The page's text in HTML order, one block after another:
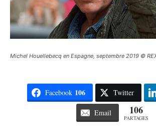
Michel Houellebecq en Espagne, septembre 2019 ©
Facebook 106 Twitter
Email 106
PARTAGES